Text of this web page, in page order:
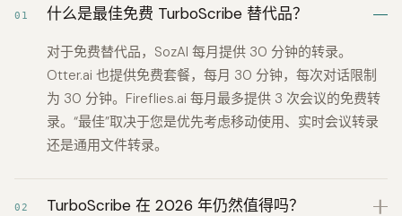
01 什么是最佳免费 TurboScribe 替代品？
对于免费替代品，SozAI 每月提供 30 分钟的转录。
Otter.ai 也提供免费套餐，每月 30 分钟，每次对话限制
为 30 分钟。Fireflies.ai 每月最多提供 3 次会议的免费转
录。“最佳”取决于您是优先考虑移动使用、实时会议转录
还是通用文件转录。
02 TurboScribe 在 2026 年仍然值得吗？